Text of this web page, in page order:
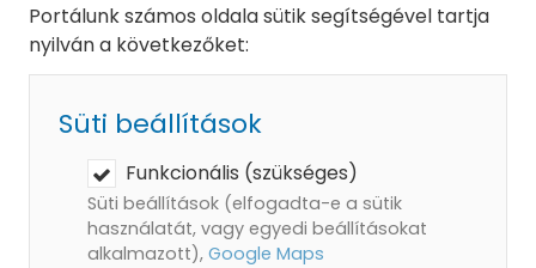
Portálunk számos oldala sütik segítségével tartja
nyilván a következőket:
Süti beállítások
Funkcionális (szükséges)
Süti beállítások (elfogadta-e a sütik
használatát, vagy egyedi beállításokat
alkalmazott), Google Maps